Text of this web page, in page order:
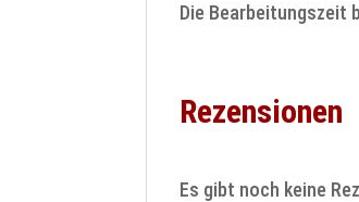
Die Bearbeitungszeit
Rezensionen
Es gibt noch keine